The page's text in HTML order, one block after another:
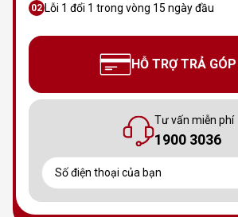
02 Lỗi 1 đổi 1 trong vòng 15 ngày đầu
HỖ TRỢ TRẢ
Tư vấn miễn phí
1900 3036